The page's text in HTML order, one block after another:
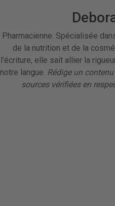
Pharmacienne. Spécialisée
de la nutrition et de la
l'écriture, elle sait allier la
notre langue. Rédige un
sources vérifiées en